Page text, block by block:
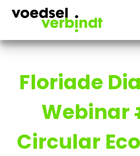
Floriade
Webinar
Circular